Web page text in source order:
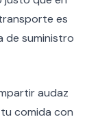
es
de suministro
audaz
comida con